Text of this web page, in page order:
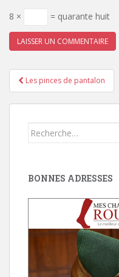
8 × = quarante huit
Pagination
d'article
Les pinces de pantalon
Search
BONNES ADRESSES